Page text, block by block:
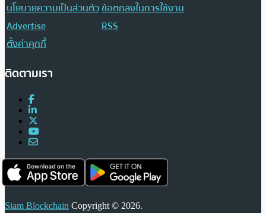
นโยบายความเป็นส่วนตัวข้อตกลงในการใช้งาน
Advertise
RSS
ตั้งค่าคุกกี้
ติดตามเรา
Siam Blockchain Copyright © 2026.